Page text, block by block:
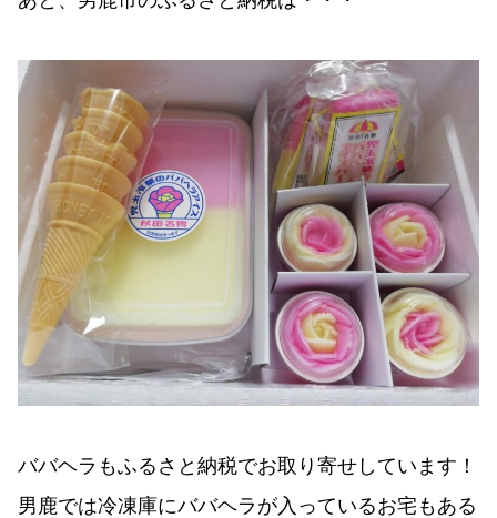
ババヘラもふるさと納税でお取り寄せしています！
男鹿では冷凍庫にババヘラが入っているお宅もある